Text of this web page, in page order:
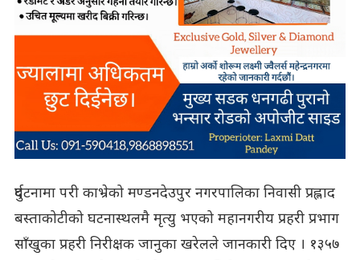
दुर्घटनामा परी काभ्रेको मण्डनदेउपुर नगरपालिका निवासी प्रह्लाद
बस्ताकोटीको घटनास्थलमै मृत्यु भएको महानगरीय प्रहरी प्रभाग
साँखुका प्रहरी निरीक्षक जानुका खरेलले जानकारी दिए । १३५७